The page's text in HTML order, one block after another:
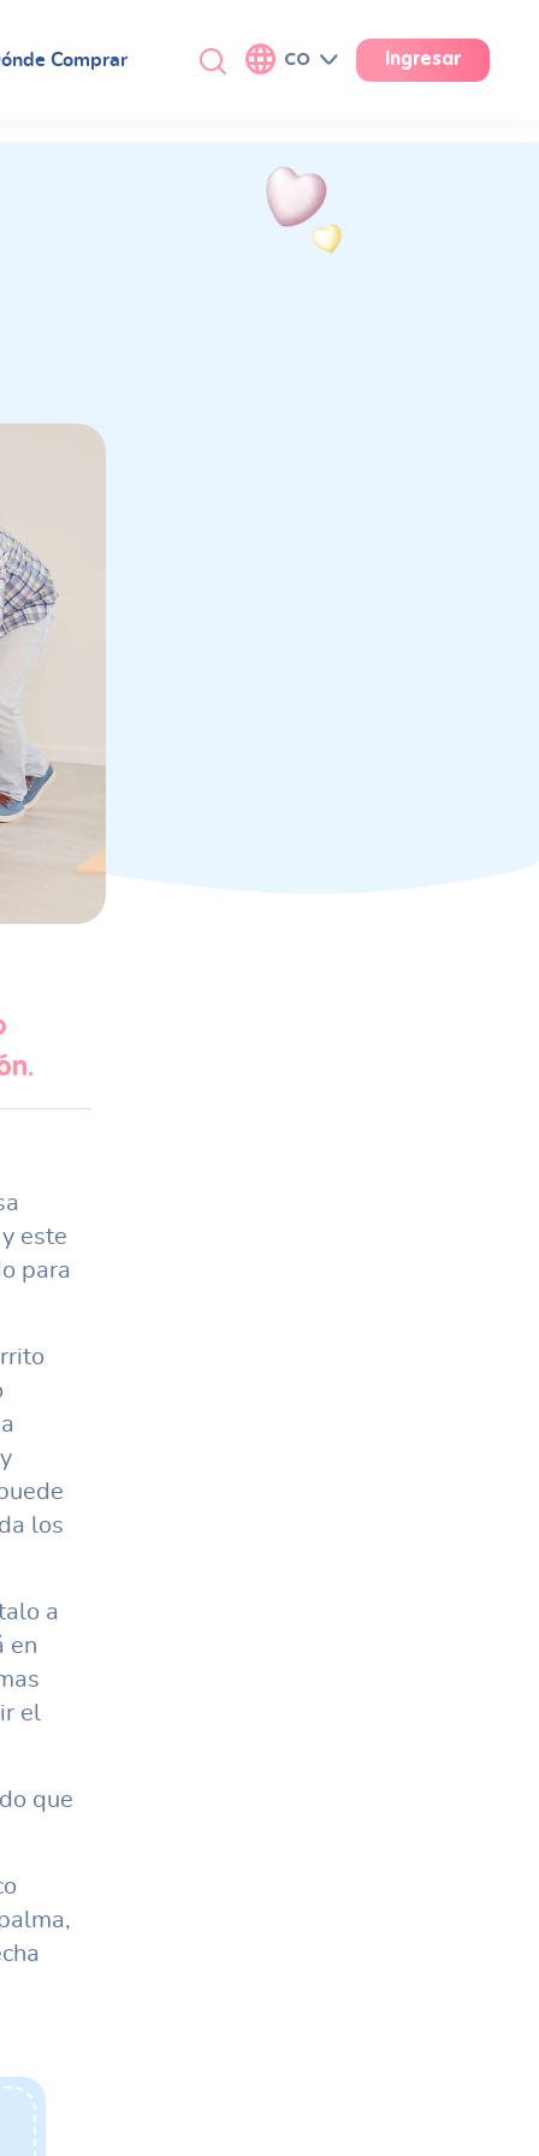
Comprar CO Ingresar
este
para
los
a
en
el
que